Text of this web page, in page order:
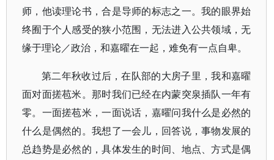
师，他读理论书，合是导师的标志之一。我的眼界始
终囿于个人感受的狭小范围，无法进入公共领域，无
缘于理论／政治，和嘉曜在一起，难免有一点自卑。
第二年秋收过后，在队部的大房子里，我和嘉曜
面对面搓苞米。那时我们已经在内蒙突泉插队一年有
零。一面搓苞米，一面说话，嘉曜问我什么是必然的
什么是偶然的。我想了一会儿，回答说，事物发展的
总趋势是必然的，具体发生的时间、地点、方式是偶